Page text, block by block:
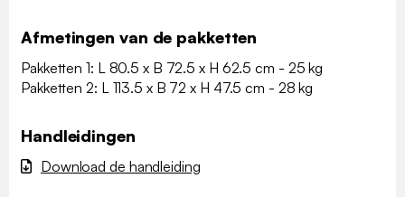
Afmetingen van de pakketten
Pakketten 1: L 80.5 x B 72.5 x H 62.5 cm - 25 kg
Pakketten 2: L 113.5 x B 72 x H 47.5 cm - 28 kg
Handleidingen
Download de handleiding